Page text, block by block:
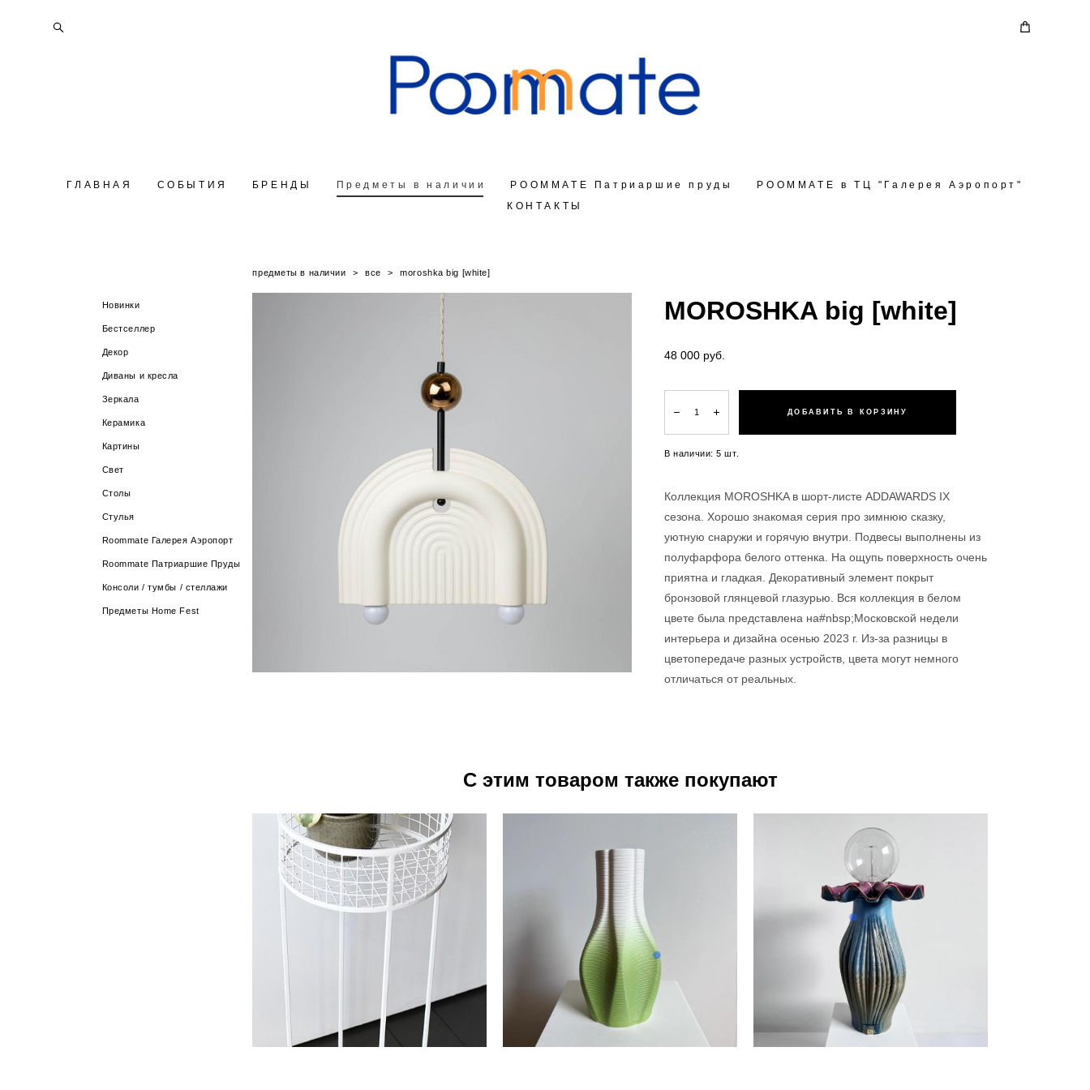
ГЛАВНАЯ СОБЫТИЯ БРЕНДЫ Предметы в наличии РOOMMATE Патриаршие пруды
РOOMMATE в ТЦ "Галерея Аэропорт"
КОНТАКТЫ
ГЛАВНАЯ СОБЫТИЯ БРЕНДЫ Предметы в наличии РOOMMATE Патриаршие пруды
РOOMMATE в ТЦ "Галерея Аэропорт"
КОНТАКТЫ
Новинки
Бестселлер
Декор
Диваны и кресла
Зеркала
Керамика
Картины
Свет
Столы
Стулья
Roommate Галерея Аэропорт
Roommate Патриаршие Пруды
Консоли / тумбы / стеллажи
Предметы Home Fest
предметы в наличии > все > moroshka big [white]
MOROSHKA big [white]
48 000 pуб.
В наличии:5 шт.
ДОБАВИТЬ В КОРЗИНУ
Коллекция MOROSHKA в шорт-листе ADDAWARDS IX
сезона. Хорошо знакомая серия про зимнюю сказку,
уютную снаружи и горячую внутри. Подвесы выполнены из
полуфарфора белого оттенка. На ощупь поверхность очень
приятна и гладкая. Декоративный элемент покрыт
бронзовой глянцевой глазурью. Вся коллекция в белом
цвете была представлена на#nbsp;Московской недели
интерьера и дизайна осенью 2023 г. Из-за разницы в
цветопередаче разных устройств, цвета могут немного
отличаться от реальных.
С этим товаром также покупают
Подставка для цветов "Plant" S
(цв.белый)
6 900 pуб.
Ваза # 3 green
9 000 pуб.
Светильник Anemone
75 000 pуб.